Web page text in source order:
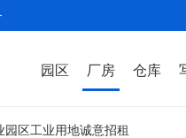
园区 厂房 仓库
区工业用地诚意招租